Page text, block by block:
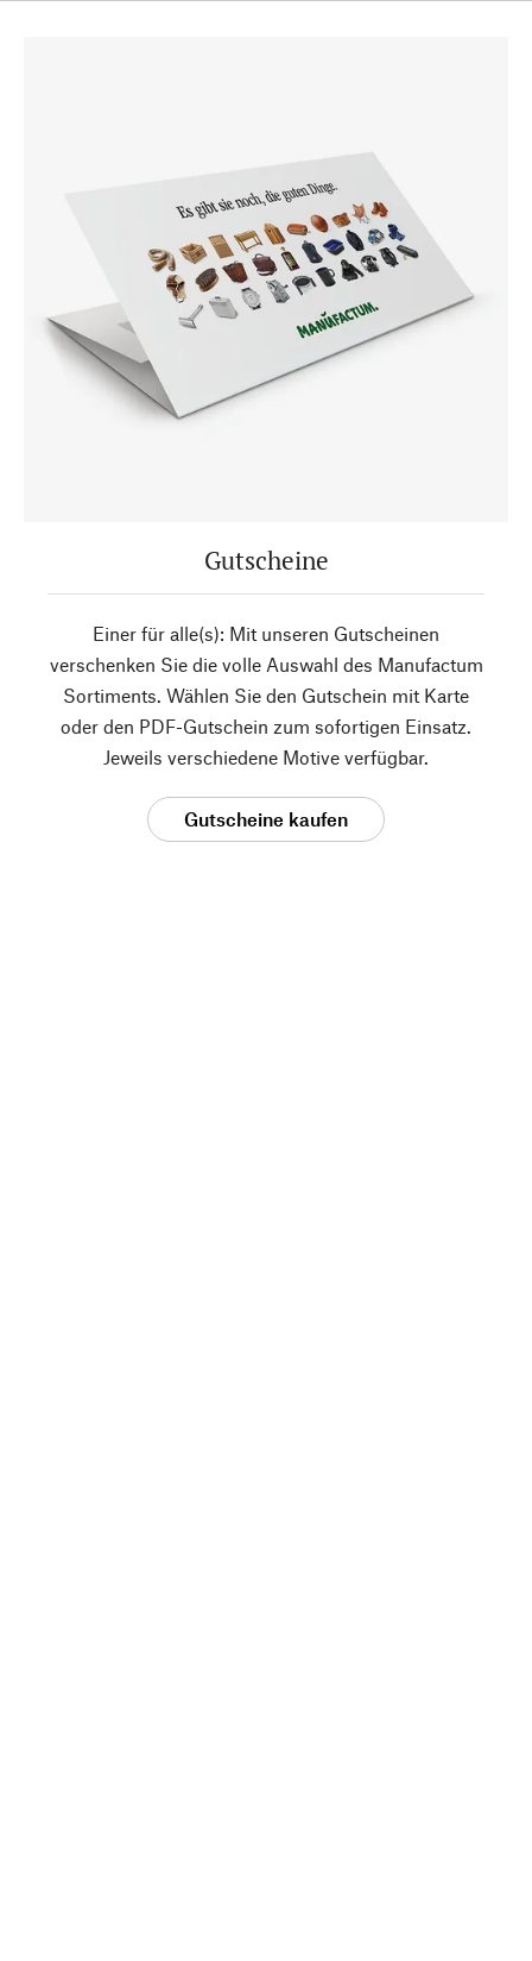
Gutscheine
Einer für alle(s): Mit unseren Gutscheinen
verschenken Sie die volle Auswahl des Manufactum
Sortiments. Wählen Sie den Gutschein mit Karte
oder den PDF-Gutschein zum sofortigen Einsatz.
Jeweils verschiedene Motive verfügbar.
Gutscheine kaufen